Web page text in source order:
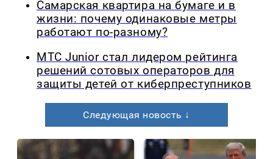
Самарская квартира на бумаге и в
жизни: почему одинаковые метры
работают по-разному?
МТС Junior стал лидером рейтинга
решений сотовых операторов для
защиты детей от киберпреступников
Следующая новость ↓